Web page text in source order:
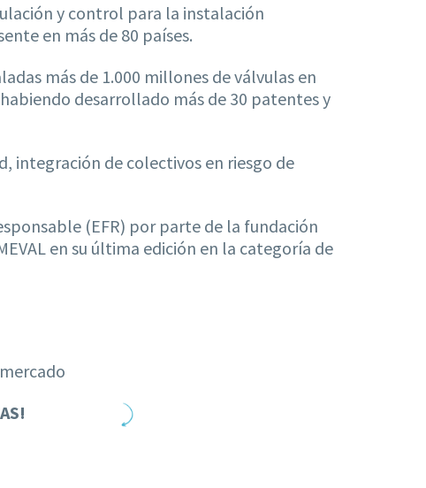
y control para la instalación
en más de 80 países.
más de 1.000 millones de válvulas en
desarrollado más de 30 patentes y
integración de colectivos en riesgo de
(EFR) por parte de la fundación
en su última edición en la categoría de